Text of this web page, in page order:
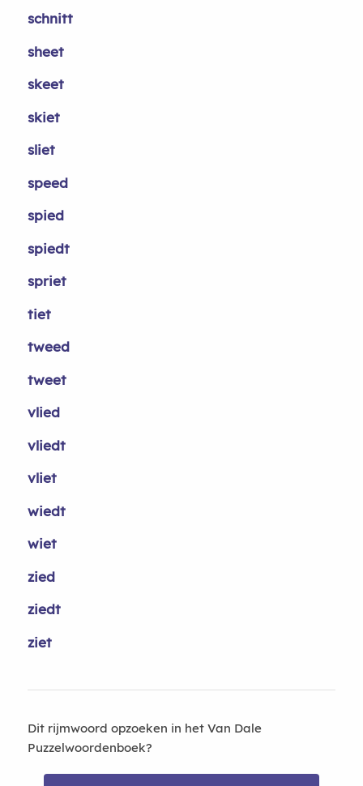
schnitt
sheet
skeet
skiet
sliet
speed
spied
spiedt
spriet
tiet
tweed
tweet
vlied
vliedt
vliet
wiedt
wiet
zied
ziedt
ziet
Dit rijmwoord opzoeken in het Van Dale
Puzzelwoordenboek?